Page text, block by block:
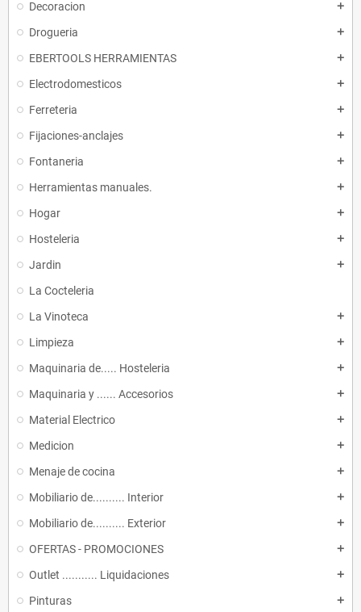
Decoracion add
Drogueria add
EBERTOOLS HERRAMIENTAS add
Electrodomesticos add
Ferreteria add
Fijaciones-anclajes add
Fontaneria add
Herramientas manuales. add
Hogar add
Hosteleria add
Jardin add
La Cocteleria
La Vinoteca
add
Limpieza add
Maquinaria de..... Hosteleria add
Maquinaria y ...... Accesorios add
Material Electrico add
Medicion add
Menaje de cocina add
Mobiliario de.......... Interior add
Mobiliario de.......... Exterior add
OFERTAS - PROMOCIONES add
Outlet ........... Liquidaciones add
Pinturas add